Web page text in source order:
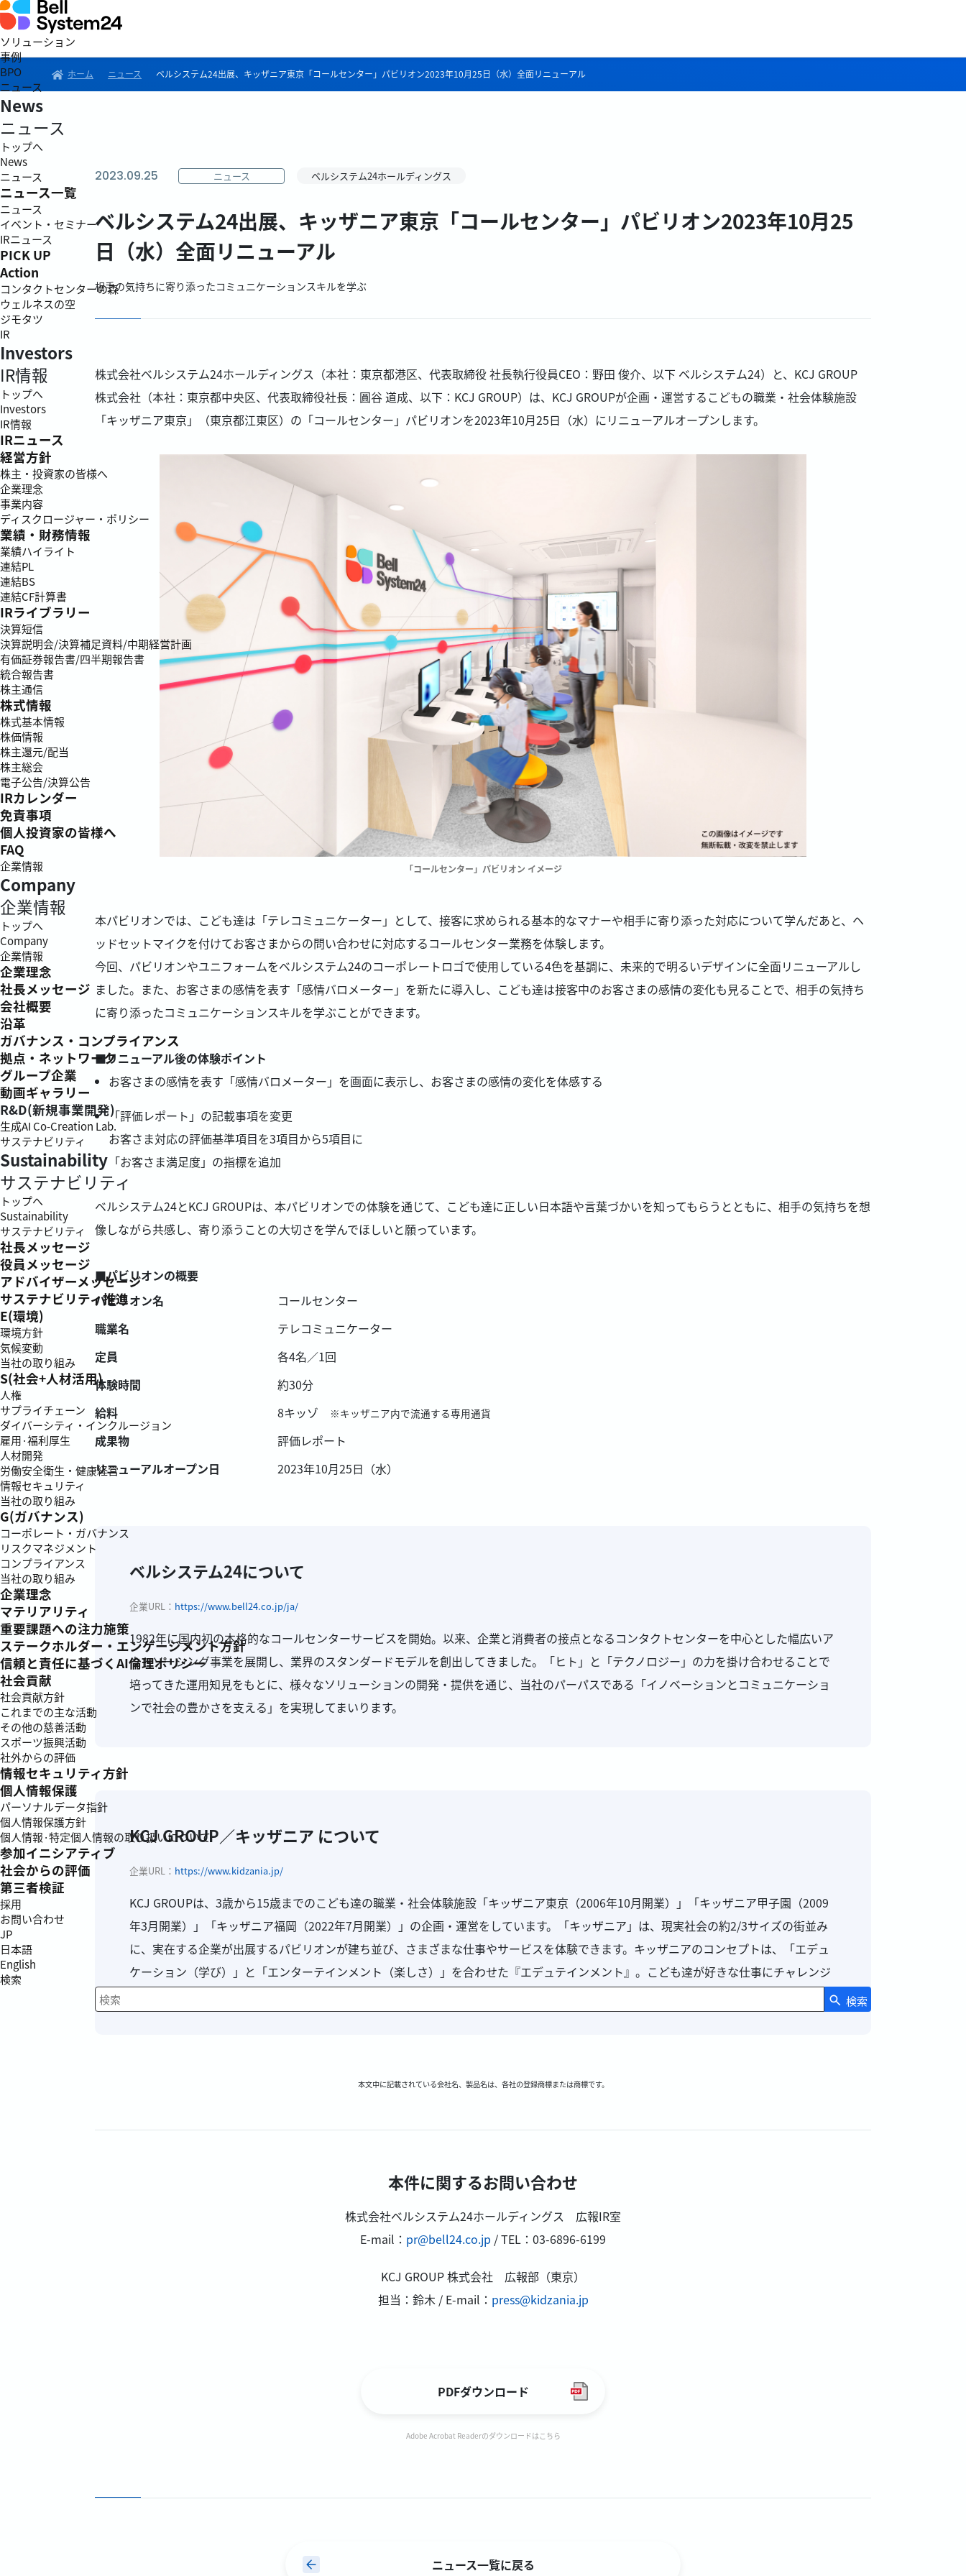
ソリューション
事例
BPO
ニュース
News
ニュース
トップへ
News
ニュース
ニュース一覧
ニュース
イベント・セミナー
IRニュース
PICK UP
Action
コンタクトセンターの森
ウェルネスの空
ジモタツ
IR
Investors
IR情報
トップへ
Investors
IR情報
IRニュース
経営方針
株主・投資家の皆様へ
企業理念
事業内容
ディスクロージャー・ポリシー
業績・財務情報
業績ハイライト
連結PL
連結BS
連結CF計算書
IRライブラリー
決算短信
決算説明会/決算補足資料/中期経営計画
有価証券報告書/四半期報告書
統合報告書
株主通信
株式情報
株式基本情報
株価情報
株主還元/配当
株主総会
電子公告/決算公告
IRカレンダー
免責事項
個人投資家の皆様へ
FAQ
企業情報
Company
企業情報
トップへ
Company
企業情報
企業理念
社長メッセージ
会社概要
沿革
ガバナンス・コンプライアンス
拠点・ネットワーク
グループ企業
動画ギャラリー
R&D(新規事業開発)
生成AI Co-Creation Lab.
サステナビリティ
Sustainability
サステナビリティ
トップへ
Sustainability
サステナビリティ
社長メッセージ
役員メッセージ
アドバイザーメッセージ
サステナビリティ推進
E(環境)
環境方針
気候変動
当社の取り組み
S(社会+人材活用)
人権
サプライチェーン
ダイバーシティ・インクルージョン
雇用·福利厚生
人材開発
労働安全衛生・健康経営
情報セキュリティ
当社の取り組み
G(ガバナンス)
コーポレート・ガバナンス
リスクマネジメント
コンプライアンス
当社の取り組み
企業理念
マテリアリティ
重要課題への注力施策
ステークホルダー・エンゲージメント方針
信頼と責任に基づくAI倫理ポリシー
社会貢献
社会貢献方針
これまでの主な活動
その他の慈善活動
スポーツ振興活動
社外からの評価
情報セキュリティ方針
個人情報保護
パーソナルデータ指針
個人情報保護方針
個人情報·特定個人情報の取り扱いについて
参加イニシアティブ
社会からの評価
第三者検証
採用
お問い合わせ
JP
日本語
English
検索
検索キーワード入力
検索
ホーム ニュース ベルシステム24出展、キッザニア東京「コールセンター」パビリオン2023年10月25日（水）全面リニューアル
2023.09.25 ニュース ベルシステム24ホールディングス
ベルシステム24出展、キッザニア東京「コールセンター」パビリオン2023年10月25
日（水）全面リニューアル
相手の気持ちに寄り添ったコミュニケーションスキルを学ぶ
株式会社ベルシステム24ホールディングス（本社：東京都港区、代表取締役 社長執行役員CEO：野田 俊介、以下 ベルシステム24）と、KCJ GROUP
株式会社（本社：東京都中央区、代表取締役社長：圓谷 道成、以下：KCJ GROUP）は、KCJ GROUPが企画・運営するこどもの職業・社会体験施設
「キッザニア東京」（東京都江東区）の「コールセンター」パビリオンを2023年10月25日（水）にリニューアルオープンします。
「コールセンター」パビリオン イメージ
本パビリオンでは、こども達は「テレコミュニケーター」として、接客に求められる基本的なマナーや相手に寄り添った対応について学んだあと、ヘ
ッドセットマイクを付けてお客さまからの問い合わせに対応するコールセンター業務を体験します。
今回、パビリオンやユニフォームをベルシステム24のコーポレートロゴで使用している4色を基調に、未来的で明るいデザインに全面リニューアルし
ました。また、お客さまの感情を表す「感情バロメーター」を新たに導入し、こども達は接客中のお客さまの感情の変化も見ることで、相手の気持ち
に寄り添ったコミュニケーションスキルを学ぶことができます。
■リニューアル後の体験ポイント
お客さまの感情を表す「感情バロメーター」を画面に表示し、お客さまの感情の変化を体感する
「評価レポート」の記載事項を変更
お客さま対応の評価基準項目を3項目から5項目に
「お客さま満足度」の指標を追加
ベルシステム24とKCJ GROUPは、本パビリオンでの体験を通じて、こども達に正しい日本語や言葉づかいを知ってもらうとともに、相手の気持ちを想
像しながら共感し、寄り添うことの大切さを学んでほしいと願っています。
■パビリオンの概要
パビリオン名
コールセンター
職業名
テレコミュニケーター
定員
各4名／1回
体験時間
約30分
給料
8キッゾ ※キッザニア内で流通する専用通貨
成果物
評価レポート
リニューアルオープン日
2023年10月25日（水）
ベルシステム24について
企業URL： https://www.bell24.co.jp/ja/
1982年に国内初の本格的なコールセンターサービスを開始。以来、企業と消費者の接点となるコンタクトセンターを中心とした幅広いア
ウトソーシング事業を展開し、業界のスタンダードモデルを創出してきました。「ヒト」と「テクノロジー」の力を掛け合わせることで
培ってきた運用知見をもとに、様々なソリューションの開発・提供を通じ、当社のパーパスである「イノベーションとコミュニケーショ
ンで社会の豊かさを支える」を実現してまいります。
KCJ GROUP／キッザニア について
企業URL： https://www.kidzania.jp/
KCJ GROUPは、3歳から15歳までのこども達の職業・社会体験施設「キッザニア東京（2006年10月開業）」「キッザニア甲子園（2009
年3月開業）」「キッザニア福岡（2022年7月開業）」の企画・運営をしています。「キッザニア」は、現実社会の約2/3サイズの街並み
に、実在する企業が出展するパビリオンが建ち並び、さまざまな仕事やサービスを体験できます。キッザニアのコンセプトは、「エデュ
ケーション（学び）」と「エンターテインメント（楽しさ）」を合わせた『エデュテインメント』。こども達が好きな仕事にチャレンジ
本文中に記載されている会社名、製品名は、各社の登録商標または商標です。
本件に関するお問い合わせ
株式会社ベルシステム24ホールディングス 広報IR室
E-mail： pr@bell24.co.jp / TEL：03-6896-6199
KCJ GROUP 株式会社 広報部（東京）
担当：鈴木 / E-mail： press@kidzania.jp
PDFダウンロード
Adobe Acrobat Readerのダウンロードはこちら
ニュース一覧に戻る